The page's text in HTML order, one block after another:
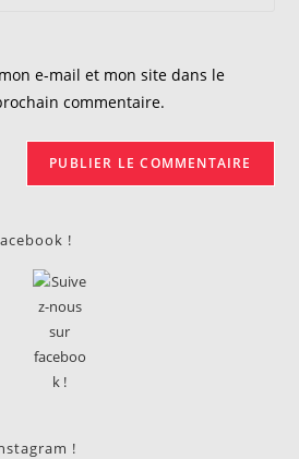
e-mail et mon site dans le
commentaire.
!
!